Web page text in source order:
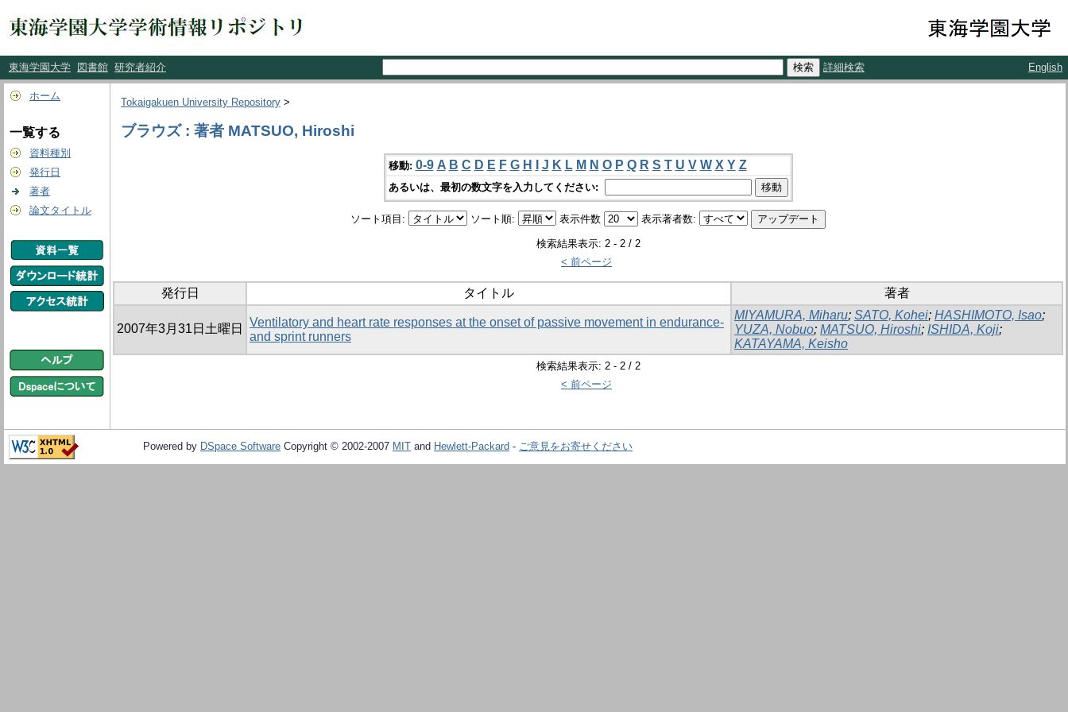
東海学園大学 図書館 研究者紹介 詳細検索 English
ホーム
一覧する
資料種別
発行日
著者
論文タイトル
Tokaigakuen University Repository >
ブラウズ : 著者 MATSUO, Hiroshi
移動: 0-9 A B C D E F G H J K L M N O P Q R S T U V W X Y Z
あるいは、最初の数文字を入力してください:
ソート項目: ソート順: 表示件数 表示著者数:
検索結果表示: 2 - 2 / 2
< 前ページ
発行日 タイトル 著者
2007年3月31日土曜日
Ventilatory and heart rate responses at the onset of passive movement in endurance-
and sprint runners
MIYAMURA, Miharu; SATO, Kohei; HASHIMOTO, Isao;
YUZA, Nobuo; MATSUO, Hiroshi; ISHIDA, Koji;
KATAYAMA, Keisho
検索結果表示: 2 - 2 / 2
< 前ページ
Powered by DSpace Software Copyright © 2002-2007 MIT and Hewlett-Packard - ご意見をお寄せください